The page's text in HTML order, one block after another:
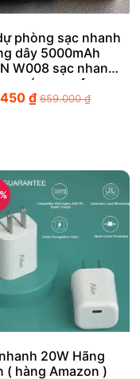
phòng sạc nhanh
dây 5000mAh
W008 sạc nhanh
, có magsafe
₫ 659.000₫
20W Hãng
( hàng Amazon )